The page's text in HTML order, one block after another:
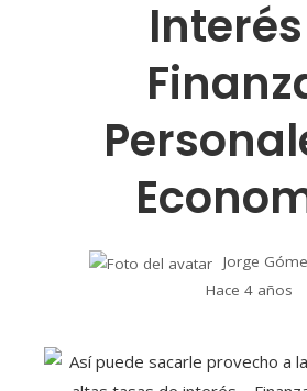
Jorge
Hace 4 años